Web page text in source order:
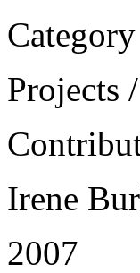
Category
Projects
Irene
2007